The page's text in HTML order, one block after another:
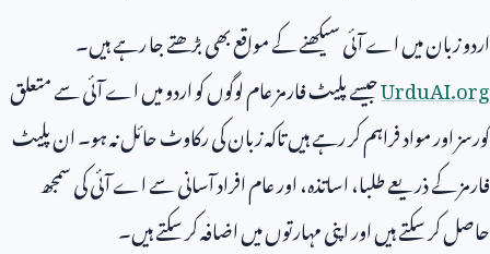
اردو زبان میں اے آئی سیکھنے کے مواقع بھی بڑھتے جا رہے ہیں۔
UrduAI.orgجیسے پلیٹ فارمز عام لوگوں کو اردو میں اے آئی سے متعلق
کورسز اور مواد فراہم کر رہے ہیں تاکہ زبان کی رکاوٹ حائل نہ ہو۔ ان پلیٹ
فارمز کے ذریعے طلبا، اساتذہ، اور عام افراد آسانی سے اے آئی کی سمجھ
حاصل کر سکتے ہیں اور اپنی مہارتوں میں اضافہ کر سکتے ہیں۔